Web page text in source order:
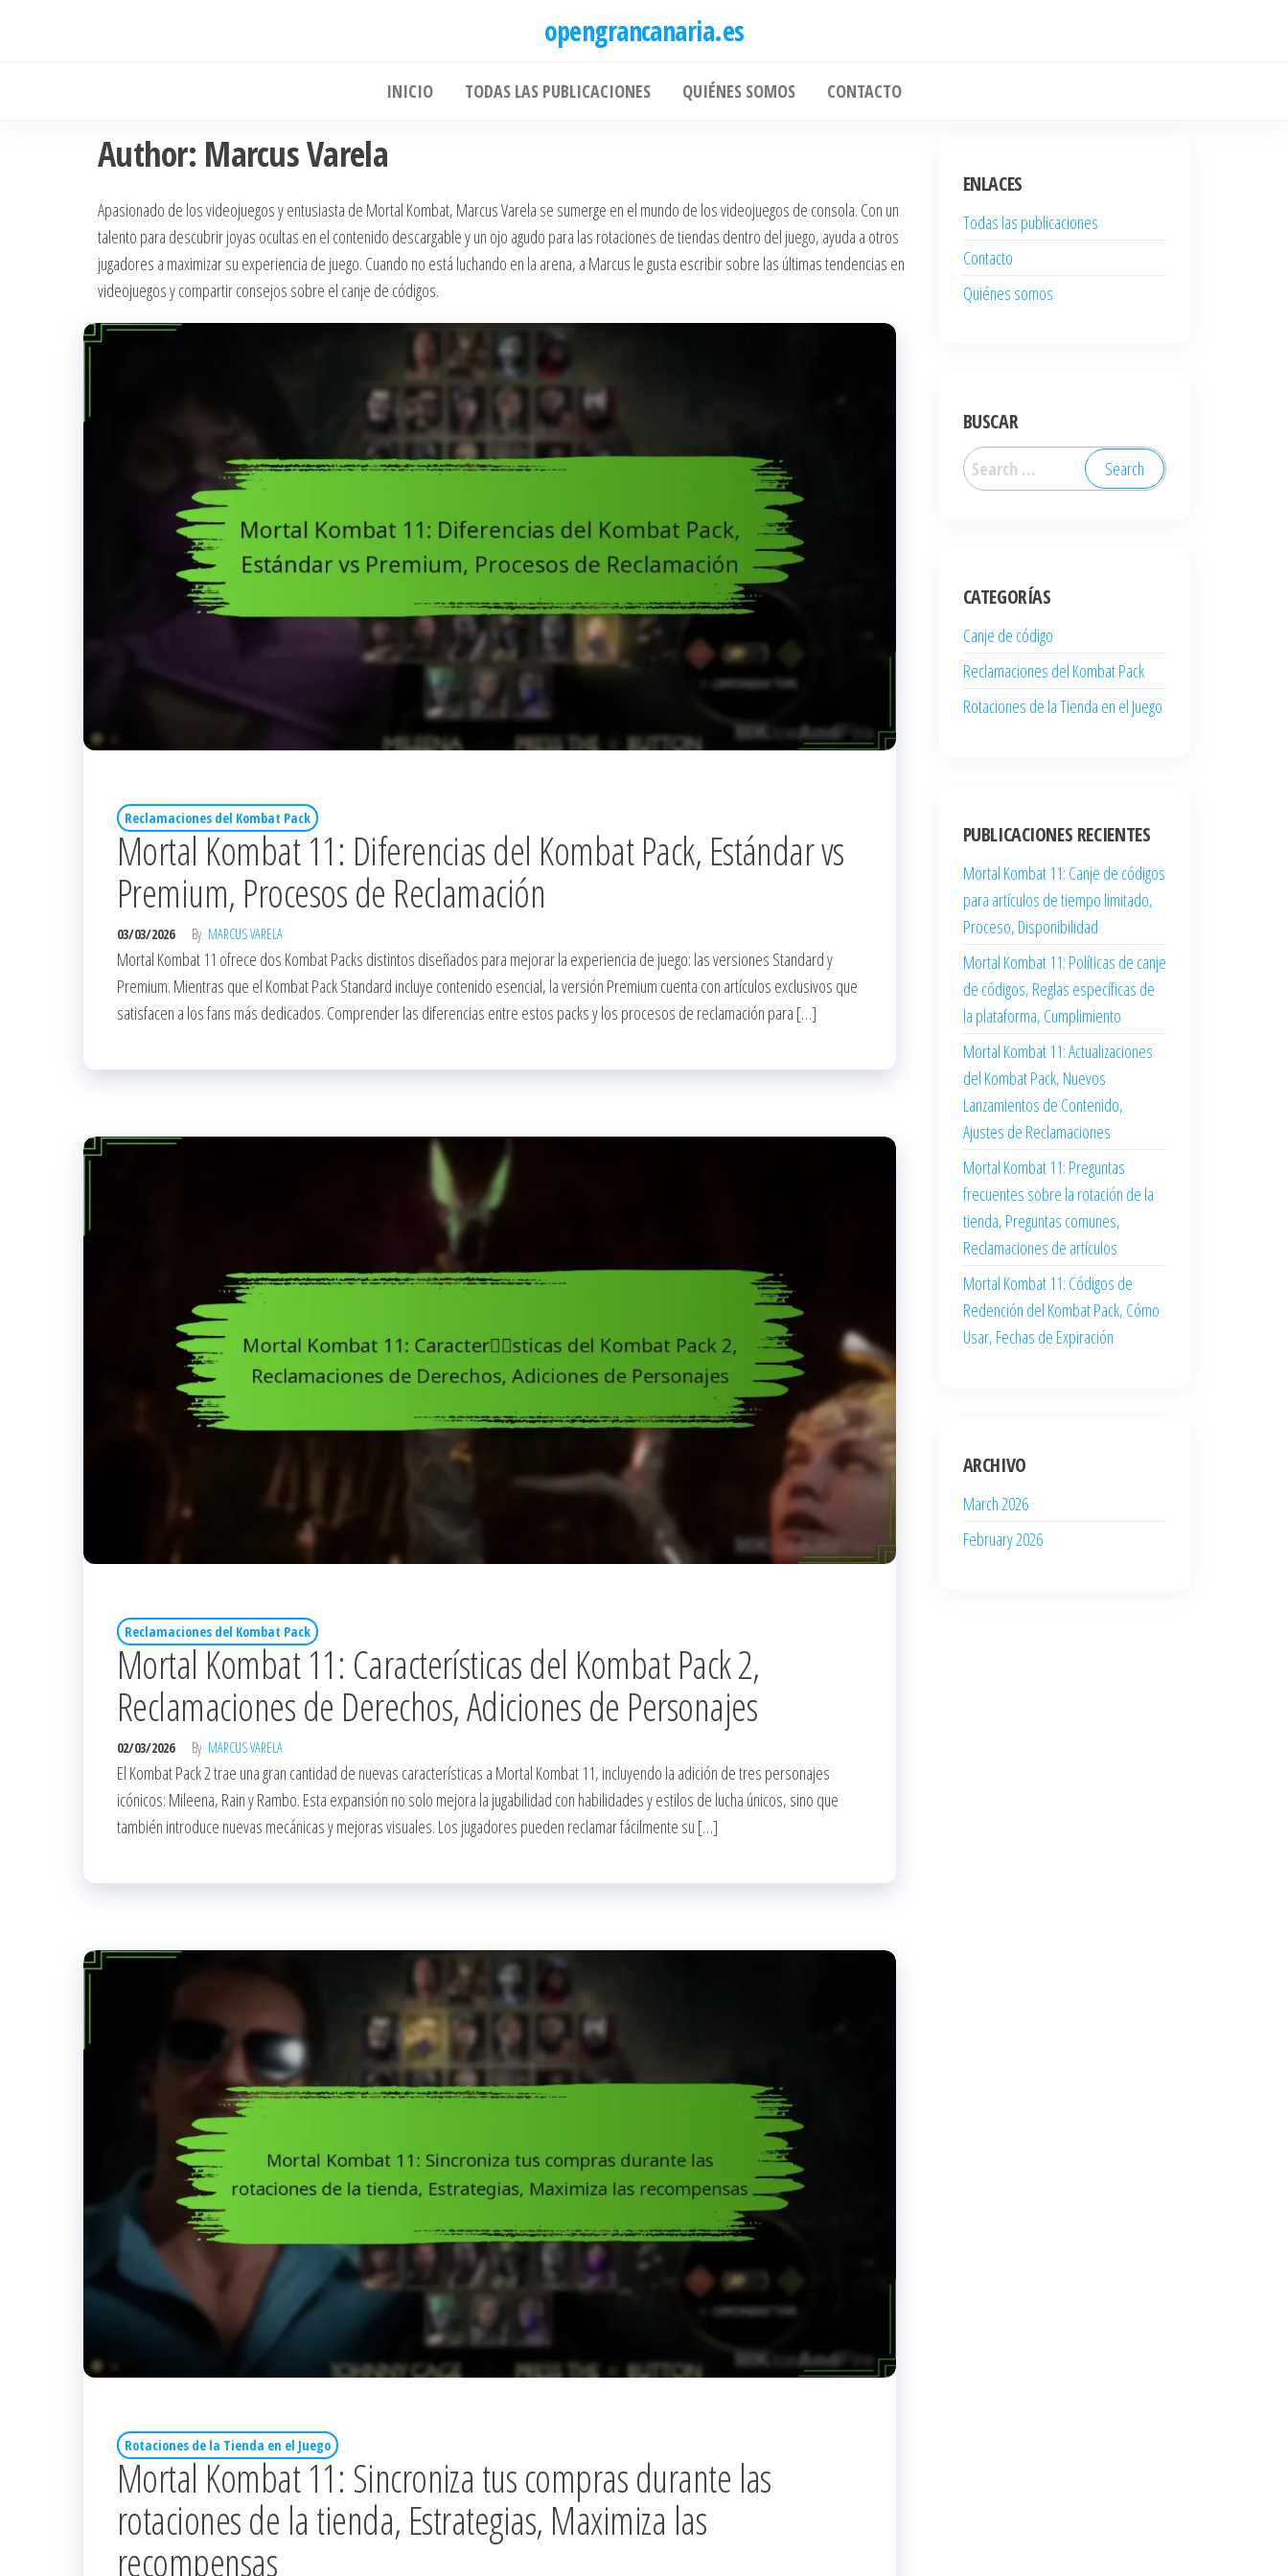
opengrancanaria.es
INICIO TODAS LAS PUBLICACIONES QUIÉNES SOMOS CONTACTO
Author: Marcus Varela
Apasionado de los videojuegos y entusiasta de Mortal Kombat, Marcus Varela se sumerge en el mundo de los videojuegos de consola. Con un
talento para descubrir joyas ocultas en el contenido descargable y un ojo agudo para las rotaciones de tiendas dentro del juego, ayuda a otros
jugadores a maximizar su experiencia de juego. Cuando no está luchando en la arena, a Marcus le gusta escribir sobre las últimas tendencias en
videojuegos y compartir consejos sobre el canje de códigos.
Reclamaciones del Kombat Pack
Mortal Kombat 11: Diferencias del Kombat Pack, Estándar vs
Premium, Procesos de Reclamación
03/03/2026 By MARCUS VARELA
Mortal Kombat 11 ofrece dos Kombat Packs distintos diseñados para mejorar la experiencia de juego: las versiones Standard y
Premium. Mientras que el Kombat Pack Standard incluye contenido esencial, la versión Premium cuenta con artículos exclusivos que
satisfacen a los fans más dedicados. Comprender las diferencias entre estos packs y los procesos de reclamación para […]
Reclamaciones del Kombat Pack
Mortal Kombat 11: Características del Kombat Pack 2,
Reclamaciones de Derechos, Adiciones de Personajes
02/03/2026 By MARCUS VARELA
El Kombat Pack 2 trae una gran cantidad de nuevas características a Mortal Kombat 11, incluyendo la adición de tres personajes
icónicos: Mileena, Rain y Rambo. Esta expansión no solo mejora la jugabilidad con habilidades y estilos de lucha únicos, sino que
también introduce nuevas mecánicas y mejoras visuales. Los jugadores pueden reclamar fácilmente su […]
Rotaciones de la Tienda en el Juego
Mortal Kombat 11: Sincroniza tus compras durante las
rotaciones de la tienda, Estrategias, Maximiza las
recompensas
ENLACES
Todas las publicaciones
Contacto
Quiénes somos
BUSCAR
Search
for:
CATEGORÍAS
Canje de código
Reclamaciones del Kombat Pack
Rotaciones de la Tienda en el Juego
PUBLICACIONES RECIENTES
Mortal Kombat 11: Canje de códigos
para artículos de tiempo limitado,
Proceso, Disponibilidad
Mortal Kombat 11: Políticas de canje
de códigos, Reglas específicas de
la plataforma, Cumplimiento
Mortal Kombat 11: Actualizaciones
del Kombat Pack, Nuevos
Lanzamientos de Contenido,
Ajustes de Reclamaciones
Mortal Kombat 11: Preguntas
frecuentes sobre la rotación de la
tienda, Preguntas comunes,
Reclamaciones de artículos
Mortal Kombat 11: Códigos de
Redención del Kombat Pack, Cómo
Usar, Fechas de Expiración
ARCHIVO
March 2026
February 2026